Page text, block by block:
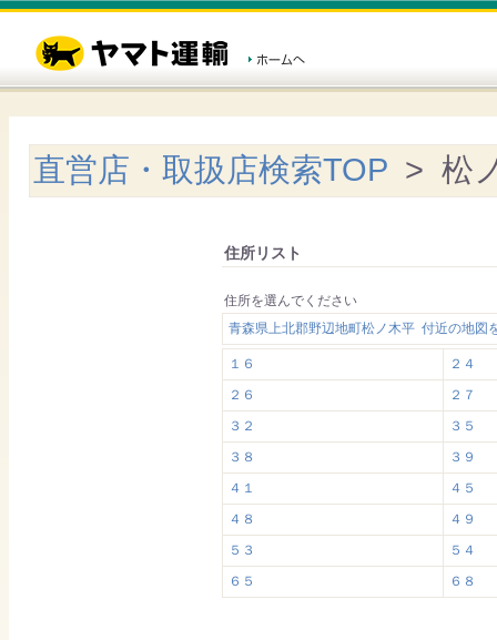
直営店・取扱店検索TOP > 松
住所リスト
住所を選んでください
青森県上北郡野辺地町松ノ木平 付近の地図
１６
２４
２６
２７
３２
３５
３８
３９
４１
４５
４８
４９
５３
５４
６５
６８